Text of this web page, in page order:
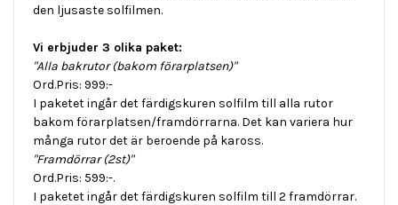
den ljusaste solfilmen.
Vi erbjuder 3 olika paket:
"Alla bakrutor (bakom förarplatsen)"
Ord.Pris: 999:-
I paketet ingår det färdigskuren solfilm till alla rutor
bakom förarplatsen/framdörrarna. Det kan variera hur
många rutor det är beroende på kaross.
"Framdörrar (2st)"
Ord.Pris: 599:-.
I paketet ingår det färdigskuren solfilm till 2 framdörrar.